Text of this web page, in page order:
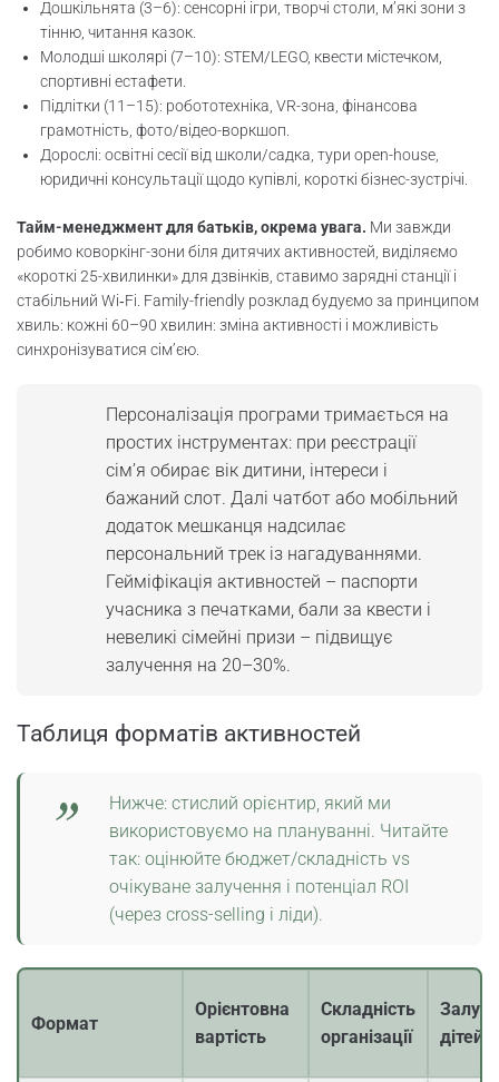
Дошкільнята (3–6): сенсорні ігри, творчі столи, м’які зони з
тінню, читання казок.
Молодші школярі (7–10): STEM/LEGO, квести містечком,
спортивні естафети.
Підлітки (11–15): робототехніка, VR-зона, фінансова
грамотність, фото/відео-воркшоп.
Дорослі: освітні сесії від школи/садка, тури open-house,
юридичні консультації щодо купівлі, короткі бізнес-зустрічі.
Тайм-менеджмент для батьків, окрема увага. Ми завжди
робимо коворкінг-зони біля дитячих активностей, виділяємо
«короткі 25-хвилинки» для дзвінків, ставимо зарядні станції і
стабільний Wi‑Fi. Family-friendly розклад будуємо за принципом
хвиль: кожні 60–90 хвилин: зміна активності і можливість
синхронізуватися сім’єю.
Персоналізація програми тримається на
простих інструментах: при реєстрації
сім’я обирає вік дитини, інтереси і
бажаний слот. Далі чатбот або мобільний
додаток мешканця надсилає
персональний трек із нагадуваннями.
Гейміфікація активностей – паспорти
учасника з печатками, бали за квести і
невеликі сімейні призи – підвищує
залучення на 20–30%.
Таблиця форматів активностей
Нижче: стислий орієнтир, який ми
використовуємо на плануванні. Читайте
так: оцінюйте бюджет/складність vs
очікуване залучення і потенціал ROI
(через cross-selling і ліди).
Формат
Орієнтовна
вартість
Складність
організації
дітей/